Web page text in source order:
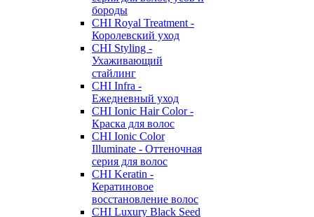
бороды
CHI Royal Treatment -
Королевский уход
CHI Styling -
Ухаживающий
стайлинг
CHI Infra -
Ежедневный уход
CHI Ionic Hair Color -
Краска для волос
CHI Ionic Color
Illuminate - Оттеночная
серия для волос
CHI Keratin -
Кератиновое
восстановление волос
CHI Luxury Black Seed